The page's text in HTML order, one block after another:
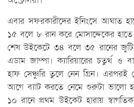
এবার সফরকারীদের ইনিংসে আঘাত
১৫ বলে ৮ রান করে মোসাদ্দেকের
শেষ উইকেটে ৩৪ বলে ৩৫ রানের জুটি
এডাম জাম্পা। ক্যারিয়ারের চতুর্থ ও
হাফ সেঞ্চুরি তুলে নেন গ্রিন। এরপরই
আগে ব্যাট করতে নেমে শুরুটা ভালো
১০ রানে প্রথম উইকেট হারায়